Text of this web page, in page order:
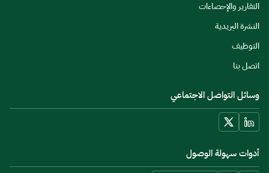
التقارير والإحصاءات
النشرة البريدية
التوظيف
اتصل بنا
وسائل التواصل الاجتماعي
أدوات سهولة الوصول